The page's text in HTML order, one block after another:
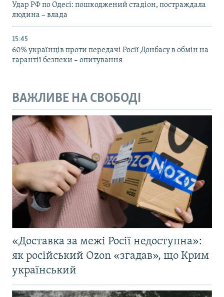
Удар РФ по Одесі: пошкоджений стадіон, постраждала
людина – влада
15:45
60% українців проти передачі Росії Донбасу в обмін на
гарантії безпеки – опитування
ВАЖЛИВЕ НА СВОБОДІ
«Доставка за межі Росії недоступна»:
як російський Ozon «згадав», що Крим
український